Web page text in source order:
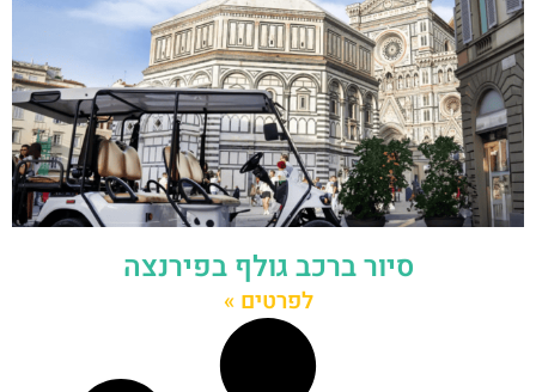
סיור ברכב גולף בפירנצה
לפרטים »